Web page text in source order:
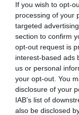
If you wish to opt-
processing of your
targeted
section to confirm
opt-out request is
interest-based ads
us or personal
your opt-out. You
disclosure of your
IAB’s list of
also be disclosed
A felmérés arra is
autójukat és
A könnyen
hagyományos
nemesfém is. A
magyarázza a
megtakarítás pénz